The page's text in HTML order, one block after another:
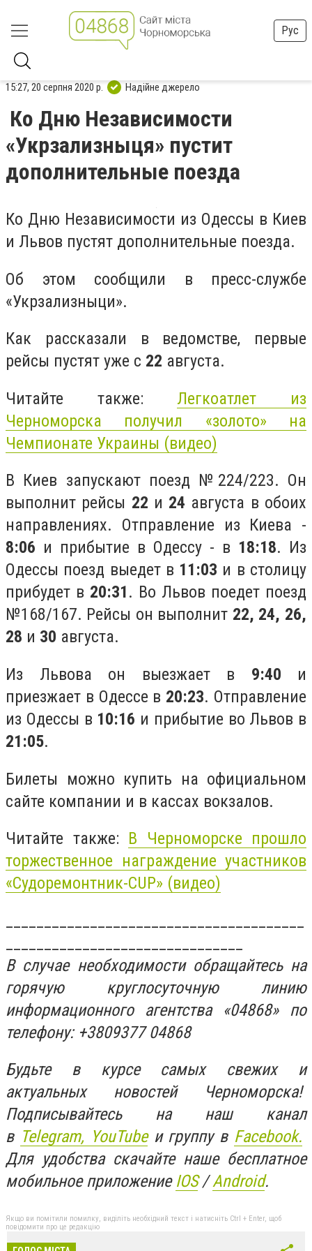
Рус
15:27, 20 серпня 2020 р. Надійне джерело
Ко Дню Независимости
«Укрзализныця» пустит
дополнительные поезда
Ко Дню Независимости из Одессы в Киев
и Львов пустят дополнительные поезда.
Об этом сообщили в пресс-службе
«Укрзализныци».
Как рассказали в ведомстве, первые
рейсы пустят уже с 22 августа.
Читайте также: Легкоатлет из
Черноморска получил «золото» на
Чемпионате Украины (видео)
В Киев запускают поезд №224/223. Он
выполнит рейсы 22 и 24 августа в обоих
направлениях. Отправление из Киева -
8:06 и прибытие в Одессу - в 18:18. Из
Одессы поезд выедет в 11:03 и в столицу
прибудет в 20:31. Во Львов поедет поезд
№168/167. Рейсы он выполнит 22, 24, 26,
28 и 30 августа.
Из Львова он выезжает в 9:40 и
приезжает в Одессе в 20:23. Отправление
из Одессы в 10:16 и прибытие во Львов в
21:05.
Билеты можно купить на официальном
сайте компании и в кассах вокзалов.
Читайте также: В Черноморске прошло
торжественное награждение участников
«Судоремонтник-CUP» (видео)
В случае необходимости обращайтесь на
горячую круглосуточную линию
информационного агентства «04868» по
телефону: +3809377 04868
Будьте в курсе самых свежих и
актуальных новостей Черноморска!
Подписывайтесь на наш канал
в Telegram, YouTubeи группу в Facebook.
Для удобства скачайте наше бесплатное
мобильное приложение IOS/Android.
Якщо ви помітили помилку, виділіть необхідний текст і натисніть Ctrl + Enter, щоб
повідомити про це редакцію